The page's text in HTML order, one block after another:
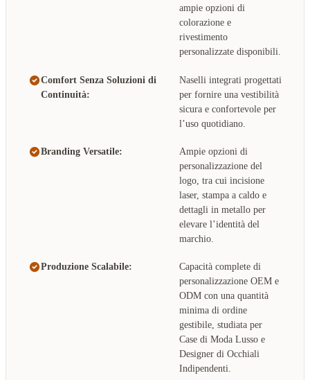
ampie opzioni di
colorazione e
rivestimento
personalizzate disponibili.
Comfort Senza Soluzioni di
Continuità:
Naselli integrati progettati
per fornire una vestibilità
sicura e confortevole per
l’uso quotidiano.
Branding Versatile:
Ampie opzioni di
personalizzazione del
logo, tra cui incisione
laser, stampa a caldo e
dettagli in metallo per
elevare l’identità del
marchio.
Produzione Scalabile:
Capacità complete di
personalizzazione OEM e
ODM con una quantità
minima di ordine
gestibile, studiata per
Case di Moda Lusso e
Designer di Occhiali
Indipendenti.